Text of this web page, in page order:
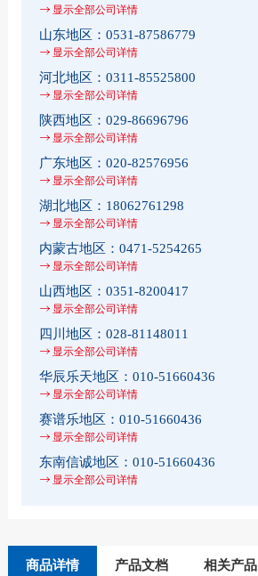
显示全部公司详情
山东地区： 0531-87586779
显示全部公司详情
河北地区： 0311-85525800
显示全部公司详情
陕西地区： 029-86696796
显示全部公司详情
广东地区： 020-82576956
显示全部公司详情
湖北地区： 18062761298
显示全部公司详情
内蒙古地区： 0471-5254265
显示全部公司详情
山西地区： 0351-8200417
显示全部公司详情
四川地区： 028-81148011
显示全部公司详情
华辰乐天地区： 010-51660436
显示全部公司详情
赛谱乐地区： 010-51660436
显示全部公司详情
东南信诚地区： 010-51660436
显示全部公司详情
商品详情 产品文档 相关产品